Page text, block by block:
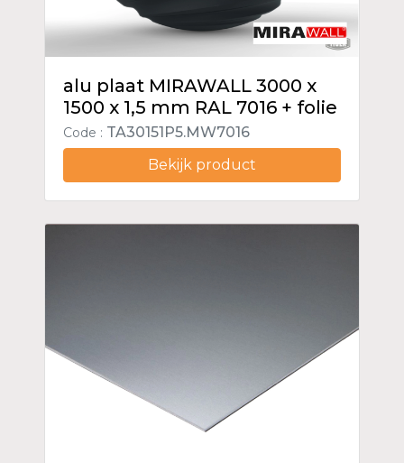
alu plaat MIRAWALL 3000 x
1500 x 1,5 mm RAL 7016 + folie
Code : TA30151P5.MW7016
Bekijk product